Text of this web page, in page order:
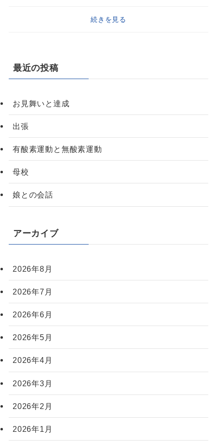
続きを見る
最近の投稿
お見舞いと達成
出張
有酸素運動と無酸素運動
母校
娘との会話
アーカイブ
2026年8月
2026年7月
2026年6月
2026年5月
2026年4月
2026年3月
2026年2月
2026年1月